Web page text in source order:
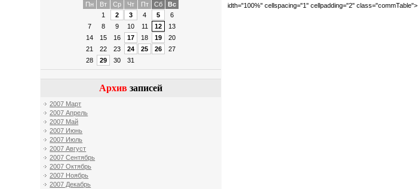
Пн
Вт Ср Чт Пт Сб
Вс
1
2 3 4 5
6
7
8 9 10 11 12
13
14
15 16 17 18 19
20
21
22 23 24 25 26
27
28
29 30 31
Архив записей
2007 Март
2007 Апрель
2007 Май
2007 Июнь
2007 Июль
2007 Август
2007 Сентябрь
2007 Октябрь
2007 Ноябрь
2007 Декабрь
idth="100%" cellspacing="1" cellpadding="2" class="commTable">